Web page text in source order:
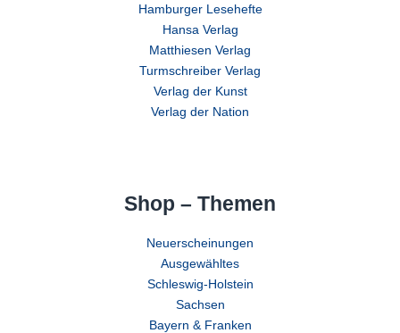
Hamburger Lesehefte
Hansa Verlag
Matthiesen Verlag
Turmschreiber Verlag
Verlag der Kunst
Verlag der Nation
Shop – Themen
Neuerscheinungen
Ausgewähltes
Schleswig-Holstein
Sachsen
Bayern & Franken